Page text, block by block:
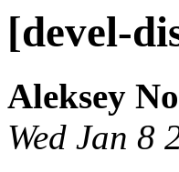
[devel-
Aleksey
Wed Jan 8